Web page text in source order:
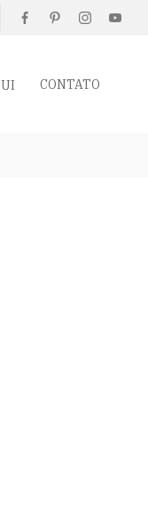
CONTATO